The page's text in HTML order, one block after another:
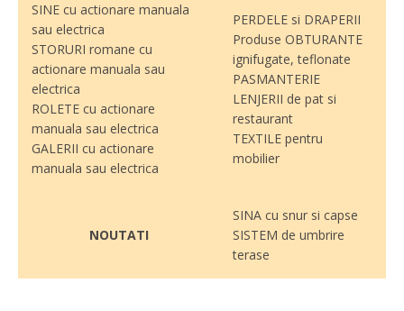
SINE cu actionare manuala
sau electrica
STORURI romane cu
actionare manuala sau
electrica
ROLETE cu actionare
manuala sau electrica
GALERII cu actionare
manuala sau electrica
PERDELE si DRAPERII
Produse OBTURANTE
ignifugate, teflonate
PASMANTERIE
LENJERII de pat si
restaurant
TEXTILE pentru
mobilier
NOUTATI
SINA cu snur si capse
SISTEM de umbrire
terase